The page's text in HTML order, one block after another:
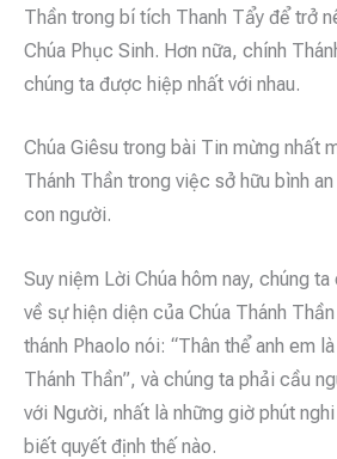
Thần trong bí tích Thanh Tẩy để trở
Chúa Phục Sinh. Hơn nữa, chính
chúng ta được hiệp nhất với nhau.
Chúa Giêsu trong bài Tin mừng nhất
Thánh Thần trong việc sở hữu bình
con người.
Suy niệm Lời Chúa hôm nay, chúng
về sự hiện diện của Chúa Thánh
thánh Phaolo nói: “Thân thể anh em
Thánh Thần”, và chúng ta phải cầu
với Người, nhất là những giờ phút
biết quyết định thế nào.